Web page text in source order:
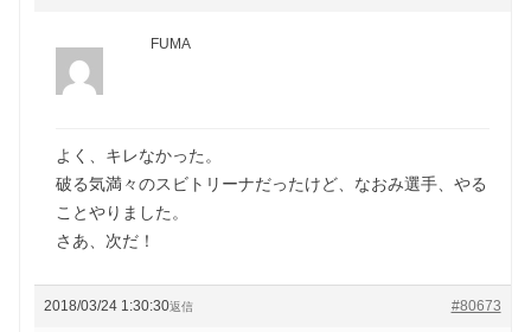
FUMA
よく、キレなかった。
破る気満々のスビトリーナだったけど、なおみ選手、やる
ことやりました。
さあ、次だ！
2018/03/24 1:30:30 #80673
返信